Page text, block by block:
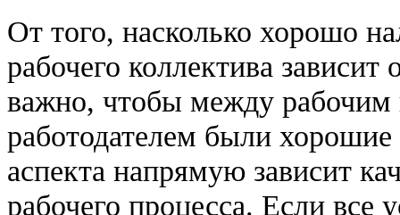
От того, насколько хорошо
рабочего коллектива
важно, чтобы между рабочим
работодателем были
аспекта напрямую зависит
рабочего процесса. Если все